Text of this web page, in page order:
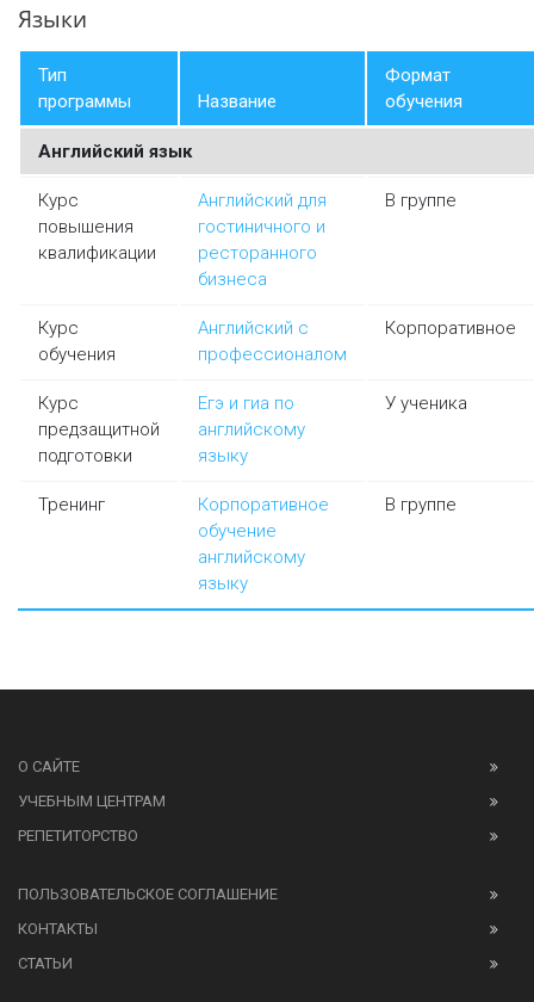
Языки
Тип
программы
Название
Формат
обучения
Английский язык
Курс
повышения
квалификации
Английский для
гостиничного и
ресторанного
бизнеса
В группе
Курс
обучения
Английский с
профессионалом
Корпоративное
Курс
предзащитной
подготовки
Егэ и гиа по
английскому
языку
У ученика
Тренинг
Корпоративное
обучение
английскому
языку
В группе
О САЙТЕ
УЧЕБНЫМ ЦЕНТРАМ
РЕПЕТИТОРСТВО
ПОЛЬЗОВАТЕЛЬСКОЕ СОГЛАШЕНИЕ
КОНТАКТЫ
СТАТЬИ